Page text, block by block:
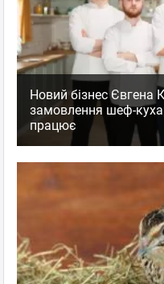
Новий бізнес Євгена
замовлення шеф-
працює